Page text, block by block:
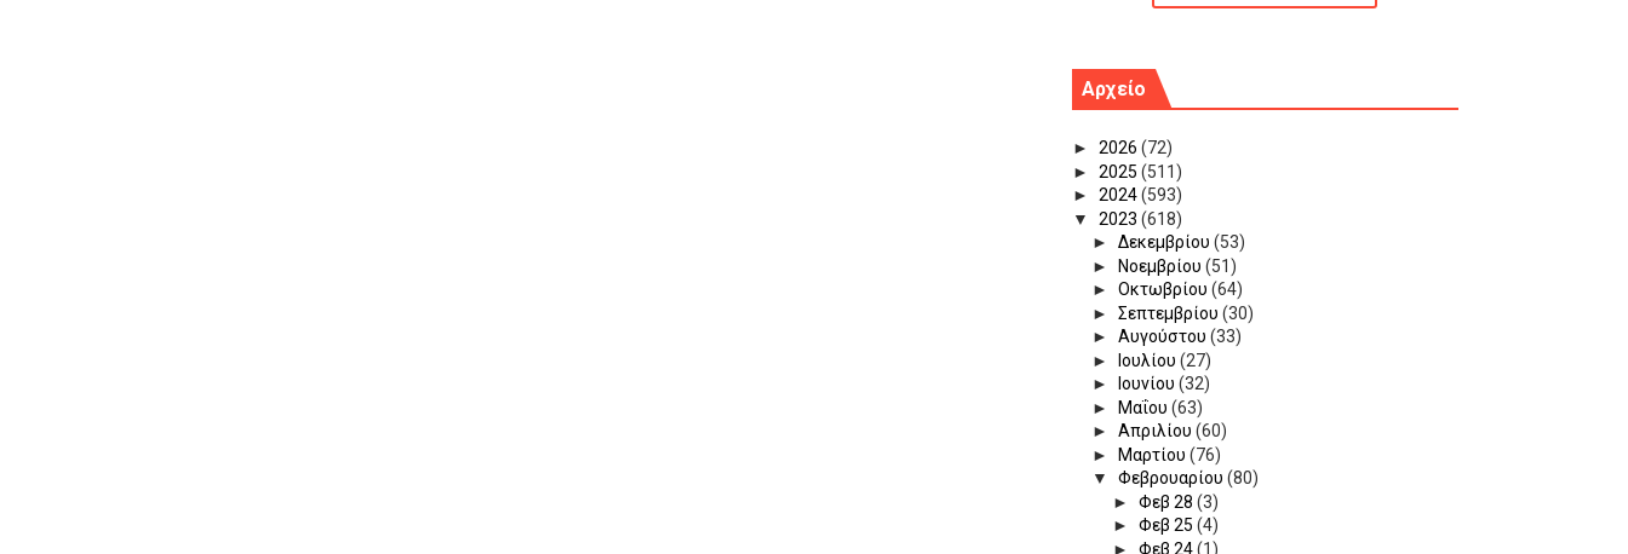
Αρχείο
► 2026 (72)
► 2025 (511)
► 2024(593)
▼ 2023 (618)
►Δεκεμβρίου(53)
► Νοεμβρίου(51)
►Οκτωβρίου(64)
►Σεπτεμβρίου(30)
►Αυγούστου(33)
►
Ιουλίου(27)
►
Ιουνίου(32)
► Μαΐου(63)
►Απριλίου(60)
► Μαρτίου(76)
▼Φεβρουαρίου(80)
►Φεβ 28(3)
►Φεβ 25(4)
►Φεβ 24(1)